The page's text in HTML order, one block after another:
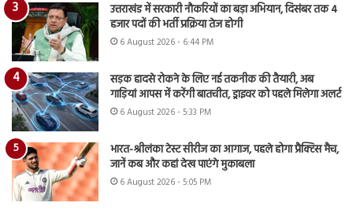
उत्तराखंड में सरकारी नौकरियों का बड़ा अभियान, दिसंबर तक 4
हजार पदों की भर्ती प्रक्रिया तेज होगी
6 August 2026 - 6:44 PM
सड़क हादसे रोकने के लिए नई तकनीक की तैयारी, अब
गाड़ियां आपस में करेंगी बातचीत, ड्राइवर को पहले मिलेगा अलर्ट
6 August 2026 - 5:33 PM
भारत-श्रीलंका टेस्ट सीरीज का आगाज, पहले होगा प्रैक्टिस मैच,
जानें कब और कहां देख पाएंगे मुकाबला
6 August 2026 - 5:05 PM